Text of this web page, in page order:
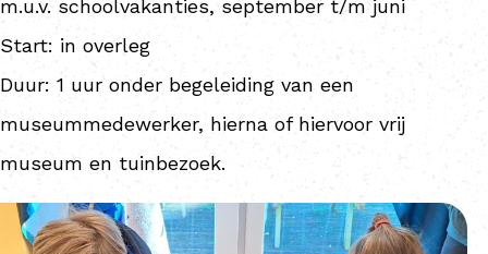
m.u.v. schoolvakanties, september t/m juni
Start: in overleg
Duur: 1 uur onder begeleiding van een
museummedewerker, hierna of hiervoor vrij
museum en tuinbezoek.